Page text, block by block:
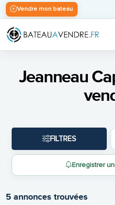
Vendre mon bateau
Jeanneau
FILTRES
Enregistrer
5 annonces trouvées